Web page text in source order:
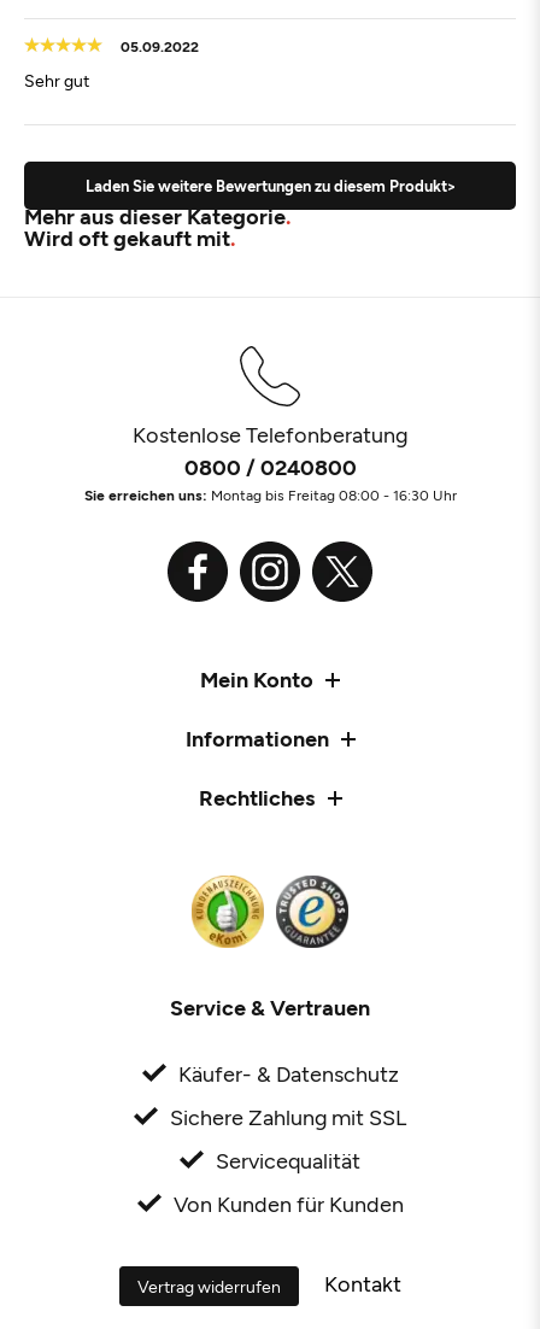
05.09.2022
Sehr gut
Laden Sie weitere Bewertungen zu diesem Produkt>
Mehr aus dieser Kategorie
Wird oft gekauft mit
Kostenlose Telefonberatung
0800 / 0240800
Sie erreichen uns: Montag bis Freitag 08:00 - 16:30 Uhr
Mein Konto
Informationen
Rechtliches
Service & Vertrauen
Käufer- & Datenschutz
Sichere Zahlung mit SSL
Servicequalität
Von Kunden für Kunden
Vertrag widerrufen Kontakt